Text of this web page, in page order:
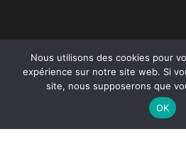
CATÉGORIES
Tendance
Nous utilisons des cookies pour
expérience sur notre site web. Si
site, nous supposerons que
OK